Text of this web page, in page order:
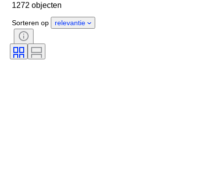
Land van herkomst
Extra's
Kleur
Schaal
Stroomvoorziening
Spoorwegmaatschappij
1272 objecten
Sorteren op relevantie